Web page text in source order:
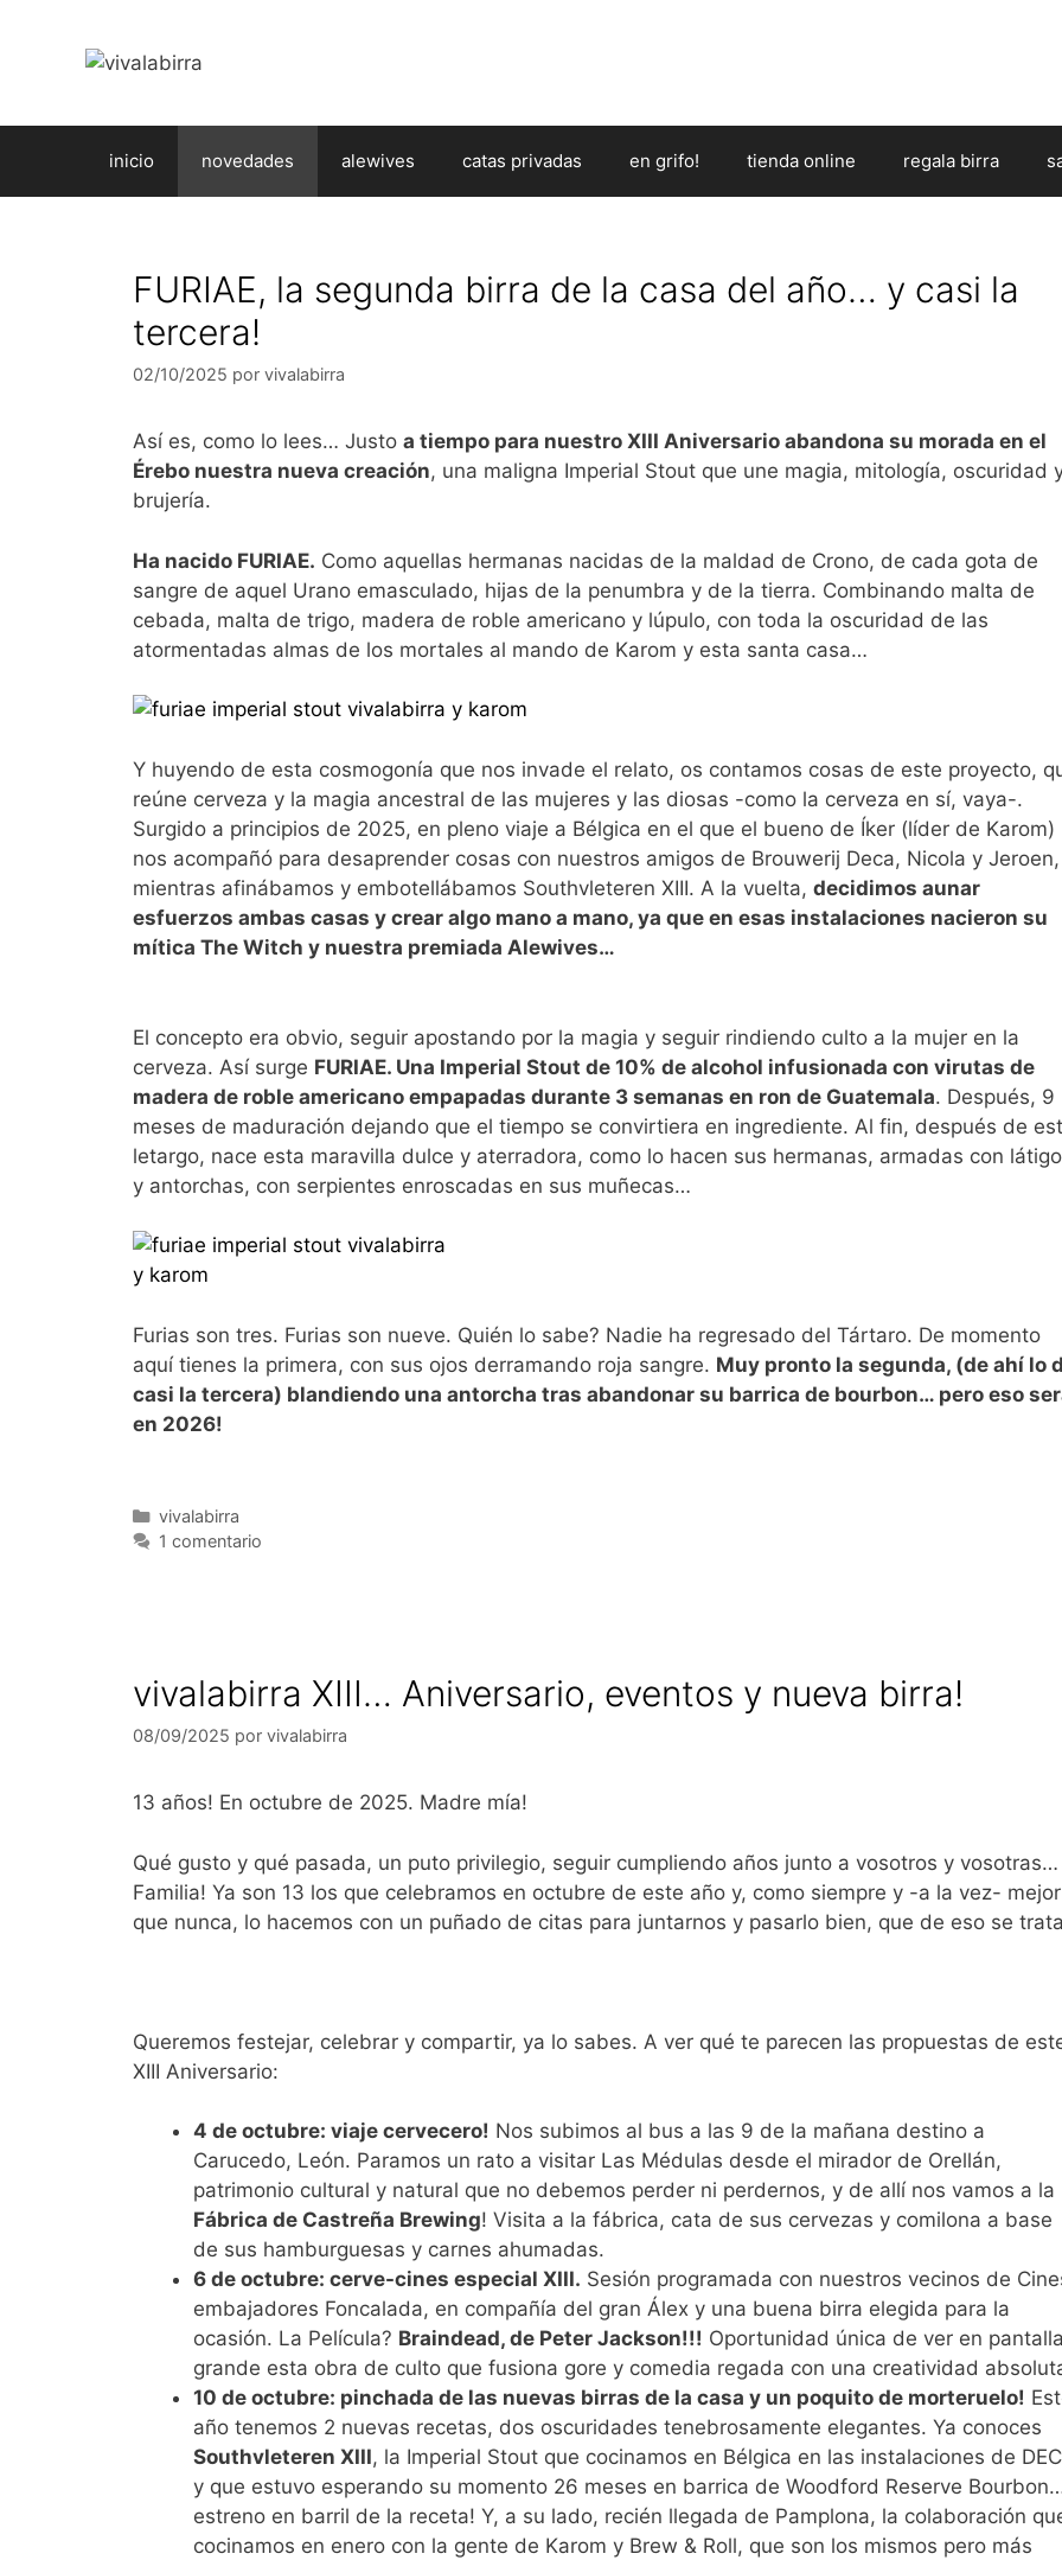
contenido
inicio novedades alewives catas privadas en grifo! tienda online regala birra
FURIAE, la segunda birra de la casa del año… y casi la
tercera!
02/10/2025 por vivalabirra
Así es, como lo lees… Justo a tiempo para nuestro XIII Aniversario abandona su morada en el
Érebo nuestra nueva creación, una maligna Imperial Stout que une magia, mitología, oscuridad
brujería.
Ha nacido FURIAE. Como aquellas hermanas nacidas de la maldad de Crono, de cada gota de
sangre de aquel Urano emasculado, hijas de la penumbra y de la tierra. Combinando malta de
cebada, malta de trigo, madera de roble americano y lúpulo, con toda la oscuridad de las
atormentadas almas de los mortales al mando de Karom y esta santa casa…
Y huyendo de esta cosmogonía que nos invade el relato, os contamos cosas de este proyecto,
reúne cerveza y la magia ancestral de las mujeres y las diosas -como la cerveza en sí, vaya-.
Surgido a principios de 2025, en pleno viaje a Bélgica en el que el bueno de Íker (líder de Karom)
nos acompañó para desaprender cosas con nuestros amigos de Brouwerij Deca, Nicola y Jeroen,
mientras afinábamos y embotellábamos Southvleteren XIII. A la vuelta, decidimos aunar
esfuerzos ambas casas y crear algo mano a mano, ya que en esas instalaciones nacieron su
mítica The Witch y nuestra premiada Alewives…
El concepto era obvio, seguir apostando por la magia y seguir rindiendo culto a la mujer en la
cerveza. Así surge FURIAE. Una Imperial Stout de 10% de alcohol infusionada con virutas de
madera de roble americano empapadas durante 3 semanas en ron de Guatemala. Después, 9
meses de maduración dejando que el tiempo se convirtiera en ingrediente. Al fin, después de
letargo, nace esta maravilla dulce y aterradora, como lo hacen sus hermanas, armadas con
y antorchas, con serpientes enroscadas en sus muñecas…
Furias son tres. Furias son nueve. Quién lo sabe? Nadie ha regresado del Tártaro. De momento
aquí tienes la primera, con sus ojos derramando roja sangre. Muy pronto la segunda, (de ahí lo
casi la tercera) blandiendo una antorcha tras abandonar su barrica de bourbon… pero eso
en 2026!
Categorías
vivalabirra
1 comentario
vivalabirra XIII… Aniversario, eventos y nueva birra!
08/09/2025 por vivalabirra
13 años! En octubre de 2025. Madre mía!
Qué gusto y qué pasada, un puto privilegio, seguir cumpliendo años junto a vosotros y vosotras…
Familia! Ya son 13 los que celebramos en octubre de este año y, como siempre y -a la vez- mejor
que nunca, lo hacemos con un puñado de citas para juntarnos y pasarlo bien, que de eso se
Queremos festejar, celebrar y compartir, ya lo sabes. A ver qué te parecen las propuestas de
XIII Aniversario:
4 de octubre: viaje cervecero! Nos subimos al bus a las 9 de la mañana destino a
Carucedo, León. Paramos un rato a visitar Las Médulas desde el mirador de Orellán,
patrimonio cultural y natural que no debemos perder ni perdernos, y de allí nos vamos a la
Fábrica de Castreña Brewing! Visita a la fábrica, cata de sus cervezas y comilona a base
de sus hamburguesas y carnes ahumadas.
6 de octubre: cerve-cines especial XIII. Sesión programada con nuestros vecinos de
embajadores Foncalada, en compañía del gran Álex y una buena birra elegida para la
ocasión. La Película? Braindead, de Peter Jackson!!! Oportunidad única de ver en
grande esta obra de culto que fusiona gore y comedia regada con una creatividad
10 de octubre: pinchada de las nuevas birras de la casa y un poquito de morteruelo!
año tenemos 2 nuevas recetas, dos oscuridades tenebrosamente elegantes. Ya conoces
Southvleteren XIII, la Imperial Stout que cocinamos en Bélgica en las instalaciones de
y que estuvo esperando su momento 26 meses en barrica de Woodford Reserve
estreno en barril de la receta! Y, a su lado, recién llegada de Pamplona, la colaboración
cocinamos en enero con la gente de Karom y Brew & Roll, que son los mismos pero más